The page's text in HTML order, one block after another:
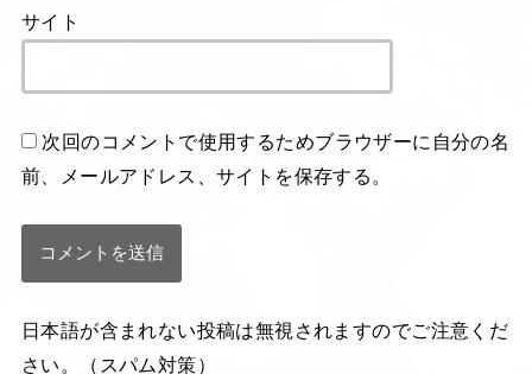
サイト
次回のコメントで使用するためブラウザーに自分の名
前、メールアドレス、サイトを保存する。
日本語が含まれない投稿は無視されますのでご注意くだ
さい。（スパム対策）